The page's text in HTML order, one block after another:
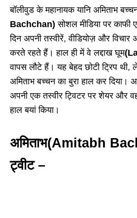
बॉलीवुड के महानायक यानि अमिताभ
Bachchan) सोशल मीडिया पर
दिन अपनी तस्वीरें, वीडियोज़ और
करते रहते हैं। हाल ही में वे लद्दाख घूम
वापस लौटे हैं। यह बेहद छोटी ट्रिप थी,
अमिताभ बच्चन का बुरा हाल कर दिया।
अपनी एक तस्वीर ट्विटर पर शेयर और
हाल बयां किया।
अमिताभ(Amitabh
ट्वीट –